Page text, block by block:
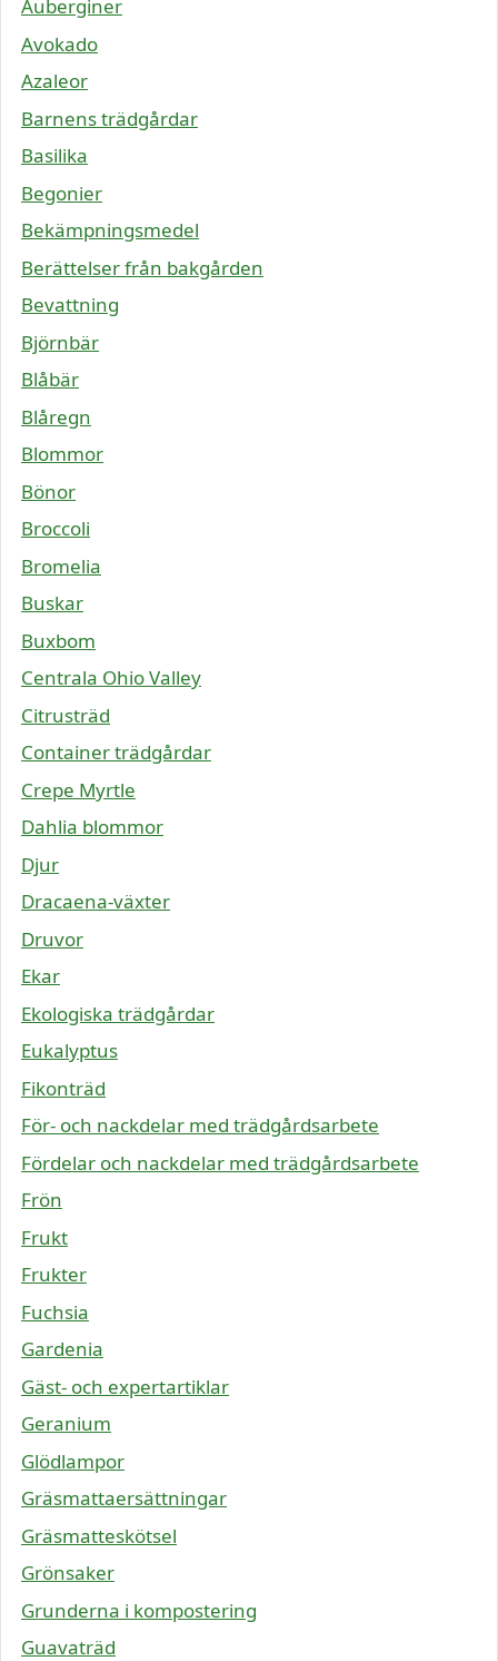
Auberginer
Avokado
Azaleor
Barnens trädgårdar
Basilika
Begonier
Bekämpningsmedel
Berättelser från bakgården
Bevattning
Björnbär
Blåbär
Blåregn
Blommor
Bönor
Broccoli
Bromelia
Buskar
Buxbom
Centrala Ohio Valley
Citrusträd
Container trädgårdar
Crepe Myrtle
Dahlia blommor
Djur
Dracaena-växter
Druvor
Ekar
Ekologiska trädgårdar
Eukalyptus
Fikonträd
För- och nackdelar med trädgårdsarbete
Fördelar och nackdelar med trädgårdsarbete
Frön
Frukt
Frukter
Fuchsia
Gardenia
Gäst- och expertartiklar
Geranium
Glödlampor
Gräsmattaersättningar
Gräsmatteskötsel
Grönsaker
Grunderna i kompostering
Guavaträd